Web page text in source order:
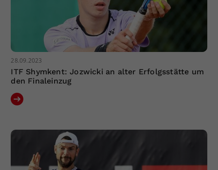
28.09.2023
ITF Shymkent: Jozwicki an alter Erfolgsstätte um
den Finaleinzug